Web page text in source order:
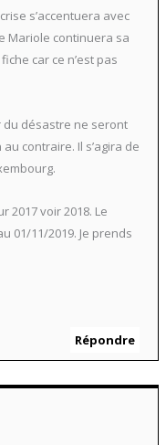
s’accentuera avec
Mariole continuera sa
car ce n’est pas
du désastre ne seront
contraire. Il s’agira de
2017 voir 2018. Le
01/11/2019. Je prends
Répondre